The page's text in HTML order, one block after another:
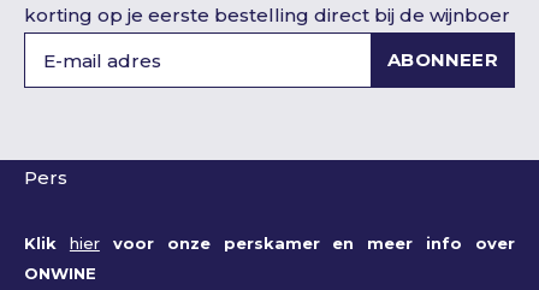
korting op je eerste bestelling direct bij de wijnboer
ABONNEER
Pers
Klik hiervoor onze perskamer en meer info over
ONWINE